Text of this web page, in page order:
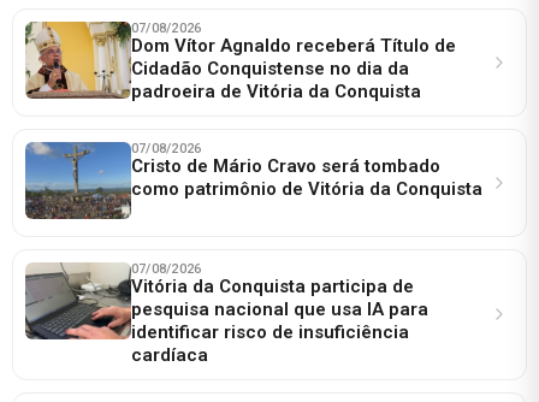
07/08/2026
Dom Vítor Agnaldo receberá Título de
Cidadão Conquistense no dia da
padroeira de Vitória da Conquista
07/08/2026
Cristo de Mário Cravo será tombado
como patrimônio de Vitória da Conquista
07/08/2026
Vitória da Conquista participa de
pesquisa nacional que usa IA para
identificar risco de insuficiência
cardíaca